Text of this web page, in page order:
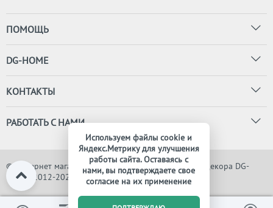
ПОМОЩЬ
DG-HOME
КОНТАКТЫ
РАБОТАТЬ С НАМИ
© Интернет магазин дизайнерской мебели, света и декора DG-
HOME, 2012-2026. Все права защищены
0
Используем файлы cookie и
Яндекс.Метрику для улучшения
работы сайта. Оставаясь с
нами, вы подтверждаете свое
согласие на их применение